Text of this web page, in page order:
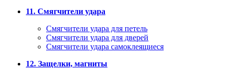
11. Смягчители удара
Смягчители удара для петель
Смягчители удара для дверей
Cмягчители удара самоклеящиеся
12. Защелки, магниты